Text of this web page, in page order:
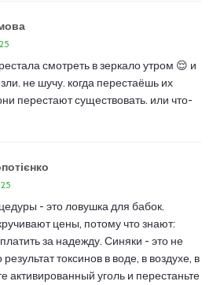
смотреть в зеркало утром 😌 и
не шучу. когда перестаёшь их
перестают существовать. или что-
- это ловушка для бабок.
цены, потому что знают:
за надежду. Синяки - это не
результат токсинов в воде, в воздухе, в
активированный уголь и перестаньте